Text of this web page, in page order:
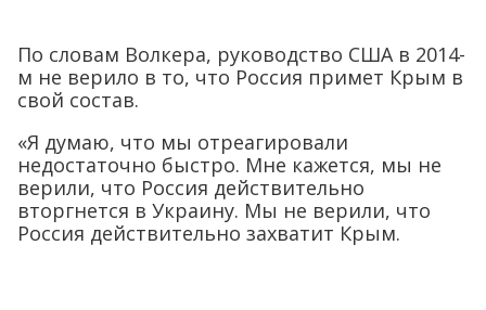
По словам Волкера, руководство США в 2014-
м не верило в то, что Россия примет Крым в
свой состав.
«Я думаю, что мы отреагировали
недостаточно быстро. Мне кажется, мы не
верили, что Россия действительно
вторгнется в Украину. Мы не верили, что
Россия действительно захватит Крым.